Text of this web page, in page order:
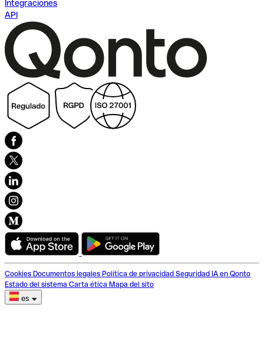
Integraciones
API
Cookies Documentos legales Política de privacidad Seguridad IA en Qonto
Estado del sistema Carta ética Mapa del sito
es